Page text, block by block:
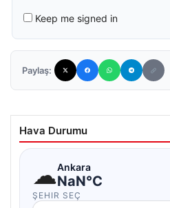
Keep me signed in
Paylaş:
Hava Durumu
☁Ankara
NaN°C
ŞEHIR SEÇ